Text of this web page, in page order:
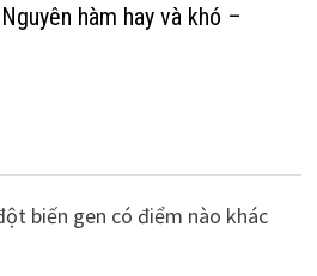
hàm hay và khó –
biến gen có điểm nào khác